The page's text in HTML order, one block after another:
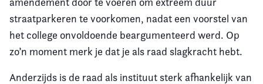
straatparkeren te voorkomen, nadat een voorstel van
het college onvoldoende beargumenteerd werd. Op
zo’n moment merk je dat je als raad slagkracht hebt.
Anderzijds is de raad als instituut sterk afhankelijk van